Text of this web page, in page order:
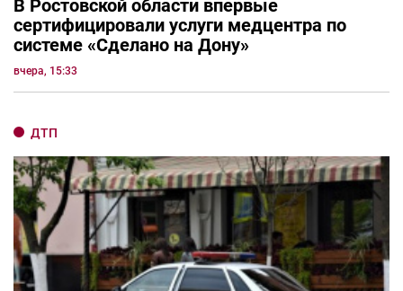
В Ростовской области впервые
сертифицировали услуги медцентра по
системе «Сделано на Дону»
вчера, 15:33
ДТП